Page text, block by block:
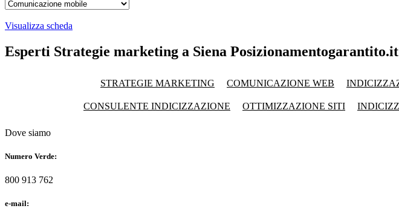
Visualizza scheda
Esperti Strategie marketing a Siena
STRATEGIE MARKETING COMUNICAZIONE WEB
CONSULENTE INDICIZZAZIONE OTTIMIZZAZIONE SITI
Dove siamo
Numero Verde:
800 913 762
e-mail: